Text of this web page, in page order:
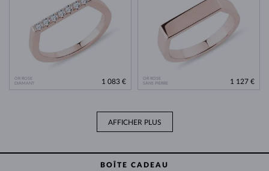
OR ROSE
DIAMANT
1 083 €
OR ROSE
SANS PIERRE
1 127 €
AFFICHER PLUS
BOÎTE CADEAU